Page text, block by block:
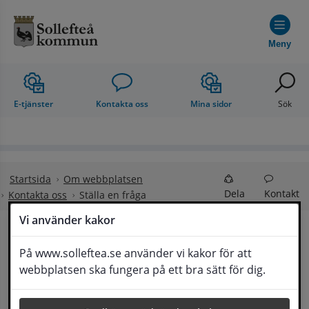
Vi använder kakor
På www.solleftea.se använder vi kakor för att
webbplatsen ska fungera på ett bra sätt för dig.
Meny
E-tjänster Kontakta oss Mina sidor Sök
Startsida
Om webbplatsen
Kontakta oss
Ställa en fråga Dela Kontakt
Ställa en fråga
Om din fråga är omfattande kan det bli aktuellt